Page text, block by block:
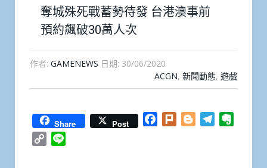
奪城殊死戰蓄勢待發 台港澳事前
預約飆破30萬人次
作者: GAMENEWS 日期: 30/06/2020
ACGN, 新聞動態, 遊戲
Share Post Facebook
Plurk BloggerTelegram
Copy